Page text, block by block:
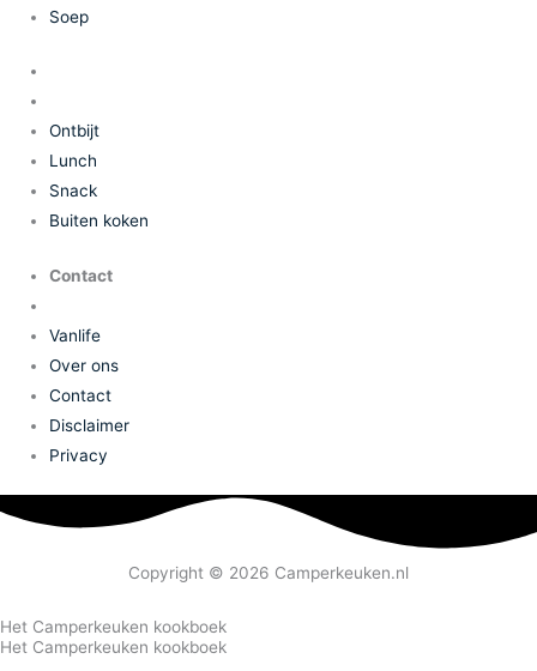
Soep
Ontbijt
Lunch
Snack
Buiten koken
Contact
Vanlife
Over ons
Contact
Disclaimer
Privacy
Copyright © 2026 Camperkeuken.nl
Het Camperkeuken kookboek
Het Camperkeuken kookboek